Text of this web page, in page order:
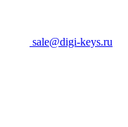
sale@digi-keys.ru